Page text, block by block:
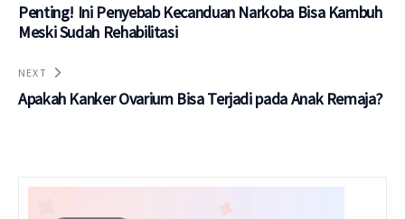
Penting! Ini Penyebab Kecanduan Narkoba Bisa Kambuh
Meski Sudah Rehabilitasi
NEXT
Apakah Kanker Ovarium Bisa Terjadi pada Anak Remaja?